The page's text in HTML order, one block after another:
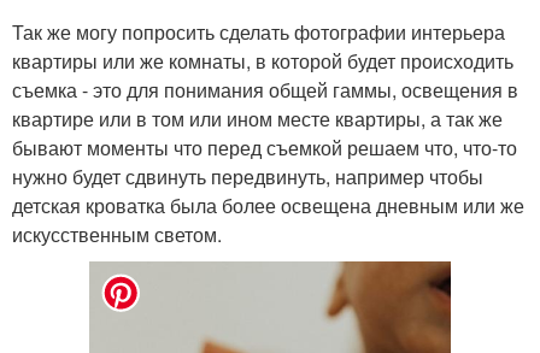
Так же могу попросить сделать фотографии интерьера
квартиры или же комнаты, в которой будет происходить
съемка - это для понимания общей гаммы, освещения в
квартире или в том или ином месте квартиры, а так же
бывают моменты что перед съемкой решаем что, что-то
нужно будет сдвинуть передвинуть, например чтобы
детская кроватка была более освещена дневным или же
искусственным светом.